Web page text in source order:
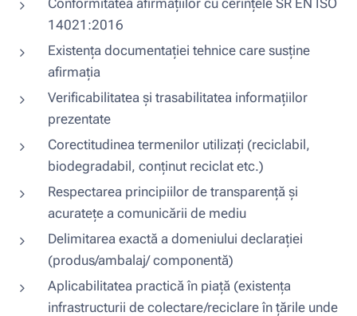
Conformitatea afirmațiilor cu cerințele SR EN ISO
14021:2016
Existența documentației tehnice care susține
afirmația
Verificabilitatea și trasabilitatea informațiilor
prezentate
Corectitudinea termenilor utilizați (reciclabil,
biodegradabil, conținut reciclat etc.)
Respectarea principiilor de transparență și
acuratețe a comunicării de mediu
Delimitarea exactă a domeniului declarației
(produs/ambalaj/ componentă)
Aplicabilitatea practică în piață (existența
infrastructurii de colectare/reciclare în țările unde